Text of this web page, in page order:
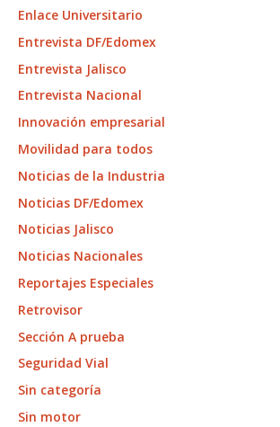
Enlace Universitario
Entrevista DF/Edomex
Entrevista Jalisco
Entrevista Nacional
Innovación empresarial
Movilidad para todos
Noticias de la Industria
Noticias DF/Edomex
Noticias Jalisco
Noticias Nacionales
Reportajes Especiales
Retrovisor
Sección A prueba
Seguridad Vial
Sin categoría
Sin motor